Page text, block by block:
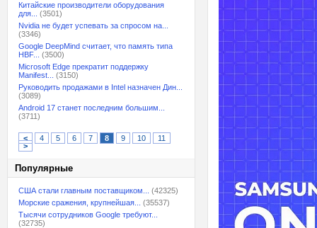
Китайские производители оборудования
для...
(3501)
Nvidia не будет успевать за спросом на...
(3346)
Google DeepMind считает, что память типа
HBF...
(3500)
Microsoft Edge прекратит поддержку
Manifest...
(3150)
Руководить продажами в Intel назначен Дин...
(3089)
Android 17 станет последним большим...
(3711)
< 4 5 6 7 8 9 10
11
>
Популярные
США стали главным поставщиком...
(42325)
Морские сражения, крупнейшая...
(35537)
Тысячи сотрудников Google требуют...
(32735)